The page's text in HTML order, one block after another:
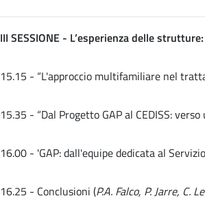
III SESSIONE - L’esperienza delle
15.15 - “L'approccio multifamiliare nel
15.35 - “Dal Progetto GAP al CEDISS:
16.00 - 'GAP: dall'equipe dedicata al
16.25 - Conclusioni (P.A. Falco, P. Jarre, C.